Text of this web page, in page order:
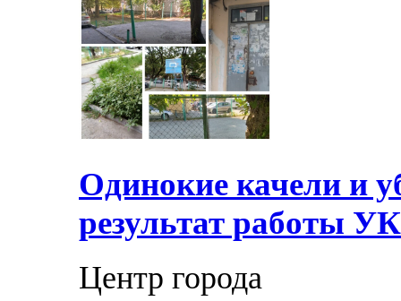
Одинокие качели и
результат работы
Центр города